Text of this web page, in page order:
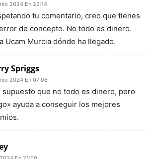
2024 En 22:14
tu comentario, creo que tienes
de concepto. No todo es dinero.
Ucam Murcia dónde ha llegado.
Spriggs
2024 En 07:08
supuesto que no todo es dinero, pero
ayuda a conseguir los mejores